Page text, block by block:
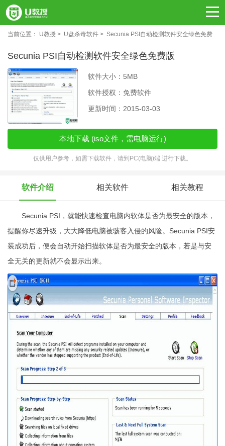
当前位置： U教授 U盘杀毒软件 Secunia PSI自动检测软件安全绿色免费
版
Secunia PSI自动检测软件安全绿色免费版
软件大小：5MB
软件授权：免费软件
更新时间：2015-03-03
本地下载 (iso文件，需电脑运行)
仅供用户参考，如需下载软件，请到PC(电脑)端 进行下载。
软件介绍 相关软件 相关教程
Secunia PSI，就能快速检查电脑内软体是否为最安全的版本，
提醒你尽速升级，大大降低电脑被骇客入侵的风险。Secunia PSI安
装成功后，便会自动开始扫描软体是否为最安全的版本，若是与安
全无关的更新就不会显示出来。